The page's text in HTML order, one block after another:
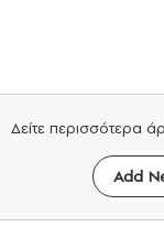
Δείτε περισσότερα
Add